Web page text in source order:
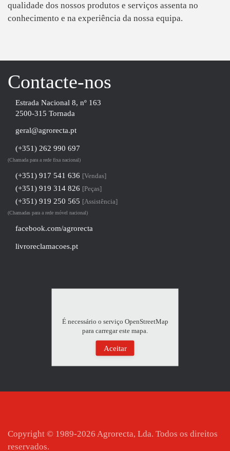
qualidade dos nossos produtos e serviços assenta no
conhecimento e na experiência da nossa equipa.
Contacte-nos
Estrada Nacional 8, nº 163
2500-315 Tornada
geral@agrorecta.pt
(+351) 262 990 697
(Chamada para a rede fixa nacional)
(+351) 917 541 636 [Vendas]
(+351) 919 314 826 [Peças]
(+351) 919 250 565 [Assistência]
(Chamadas para a rede móvel nacional)
facebook.com/agrorecta
livroreclamacoes.pt
É necessário o serviço OpenStreetMap
para carregar este mapa.
Aceitar
Copyright © 1989-2026 Agrorecta, Lda. Todos os direitos
reservados.